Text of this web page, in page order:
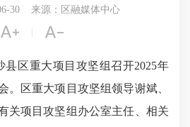
30 来源：区融媒体中心
 
区重大项目攻坚组召开2025年
。区重大项目攻坚组领导谢斌、
关项目攻坚组办公室主任、相关